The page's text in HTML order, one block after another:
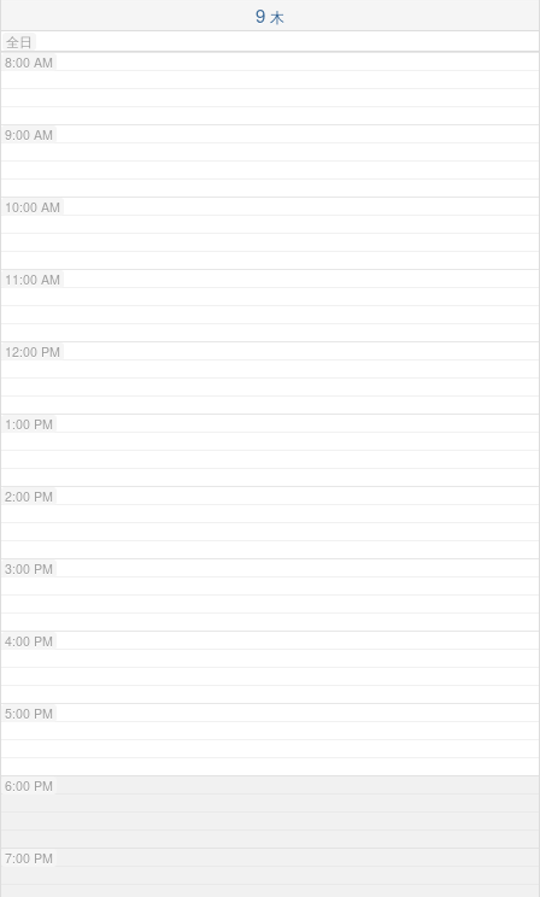
9 木
全日
8:00 AM
9:00 AM
10:00 AM
11:00 AM
12:00 PM
1:00 PM
2:00 PM
3:00 PM
4:00 PM
5:00 PM
6:00 PM
7:00 PM